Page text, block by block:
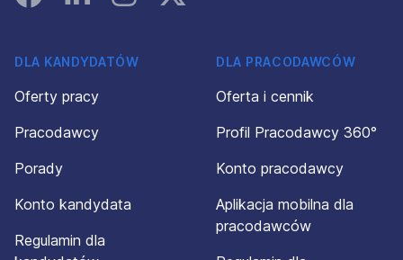
DLA KANDYDATÓW
Oferty pracy
Pracodawcy
Porady
Konto kandydata
Regulamin dla
DLA PRACODAWCÓW
Oferta i cennik
Profil Pracodawcy 360°
Konto pracodawcy
Aplikacja mobilna dla
pracodawców